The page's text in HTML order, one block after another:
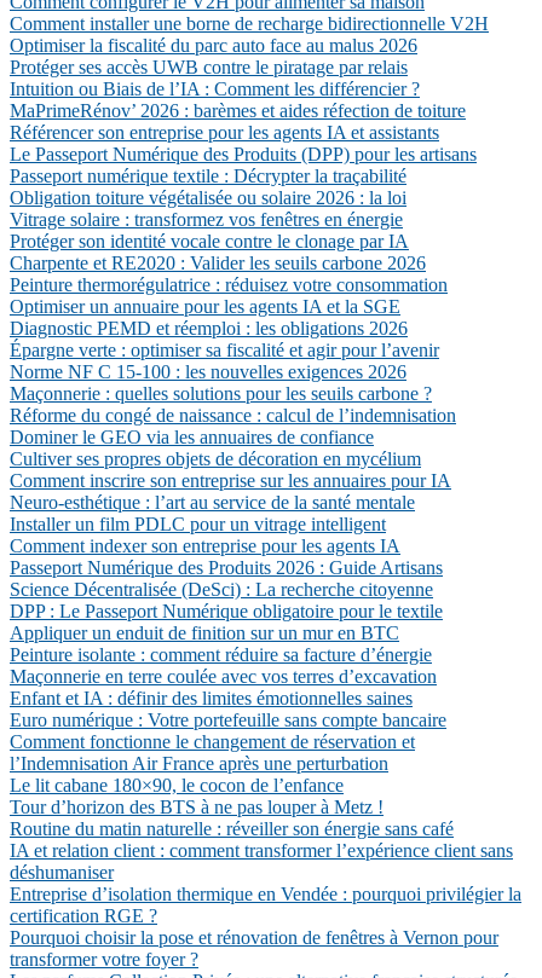
Comment installer une borne de recharge bidirectionnelle V2H
Optimiser la fiscalité du parc auto face au malus 2026
Protéger ses accès UWB contre le piratage par relais
Intuition ou Biais de l’IA : Comment les différencier ?
MaPrimeRénov’ 2026 : barèmes et aides réfection de toiture
Référencer son entreprise pour les agents IA et assistants
Le Passeport Numérique des Produits (DPP) pour les artisans
Passeport numérique textile : Décrypter la traçabilité
Obligation toiture végétalisée ou solaire 2026 : la loi
Vitrage solaire : transformez vos fenêtres en énergie
Protéger son identité vocale contre le clonage par IA
Charpente et RE2020 : Valider les seuils carbone 2026
Peinture thermorégulatrice : réduisez votre consommation
Optimiser un annuaire pour les agents IA et la SGE
Diagnostic PEMD et réemploi : les obligations 2026
Épargne verte : optimiser sa fiscalité et agir pour l’avenir
Norme NF C 15-100 : les nouvelles exigences 2026
Maçonnerie : quelles solutions pour les seuils carbone ?
Réforme du congé de naissance : calcul de l’indemnisation
Dominer le GEO via les annuaires de confiance
Cultiver ses propres objets de décoration en mycélium
Comment inscrire son entreprise sur les annuaires pour IA
Neuro-esthétique : l’art au service de la santé mentale
Installer un film PDLC pour un vitrage intelligent
Comment indexer son entreprise pour les agents IA
Passeport Numérique des Produits 2026 : Guide Artisans
Science Décentralisée (DeSci) : La recherche citoyenne
DPP : Le Passeport Numérique obligatoire pour le textile
Appliquer un enduit de finition sur un mur en BTC
Peinture isolante : comment réduire sa facture d’énergie
Maçonnerie en terre coulée avec vos terres d’excavation
Enfant et IA : définir des limites émotionnelles saines
Euro numérique : Votre portefeuille sans compte bancaire
Comment fonctionne le changement de réservation et
l’Indemnisation Air France après une perturbation
Le lit cabane 180×90, le cocon de l’enfance
Tour d’horizon des BTS à ne pas louper à Metz !
Routine du matin naturelle : réveiller son énergie sans café
IA et relation client : comment transformer l’expérience client sans
déshumaniser
Entreprise d’isolation thermique en Vendée : pourquoi privilégier la
certification RGE ?
Pourquoi choisir la pose et rénovation de fenêtres à Vernon pour
transformer votre foyer ?